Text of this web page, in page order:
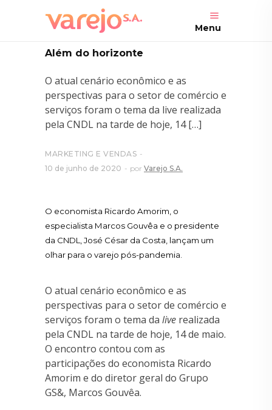
Menu
Além do horizonte
O atual cenário econômico e as
perspectivas para o setor de comércio e
serviços foram o tema da live realizada
pela CNDL na tarde de hoje, 14 […]
MARKETING E VENDAS
10 de junho de 2020
por Varejo S.A.
O economista Ricardo Amorim, o
especialista Marcos Gouvêa e o presidente
da CNDL, José César da Costa, lançam um
olhar para o varejo pós-pandemia.
O atual cenário econômico e as
perspectivas para o setor de comércio e
serviços foram o tema da live realizada
pela CNDL na tarde de hoje, 14 de maio.
O encontro contou com as
participações do economista Ricardo
Amorim e do diretor geral do Grupo
GS&, Marcos Gouvêa.